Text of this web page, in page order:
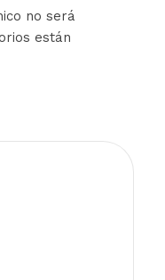
no será
están